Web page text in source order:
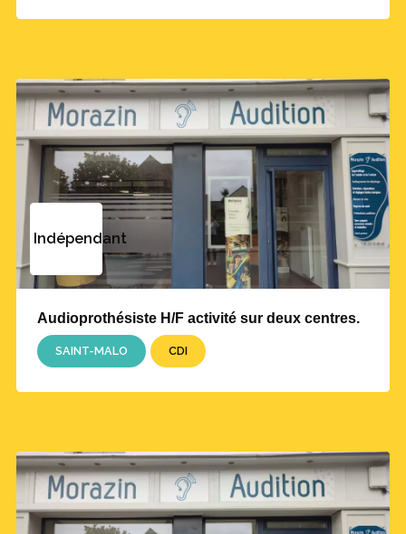
Indépendant
Audioprothésiste H/F activité sur deux centres.
SAINT-MALO CDI